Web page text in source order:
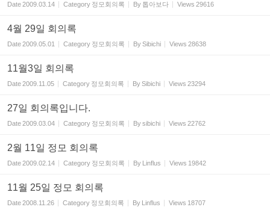
Date2009.03.14 Category 정모회의록 By 톱아보다 Views 29616
4월 29일 회의록
Date2009.05.01 Category 정모회의록 BySibichi Views 28638
11월3일 회의록
Date2009.11.05 Category 정모회의록 BySibichi Views 23294
27일 회의록입니다.
Date2009.03.04 Category 정모회의록 Bysibichi Views 22762
2월 11일 정모 회의록
Date2009.02.14 Category 정모회의록 By Linflus Views 19842
11월 25일 정모 회의록
Date2008.11.26 Category 정모회의록 By Linflus Views 18707